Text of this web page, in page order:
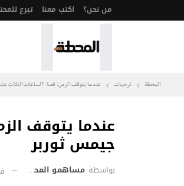
من نحن؟ اكتب معنا تبرع
المحطة ترجمات عندما يتوقف الزمن: قصة “الساعات الثلاث
عندما يتوقف
جيمس ثوربر
بواسطة مساهمو المحطة